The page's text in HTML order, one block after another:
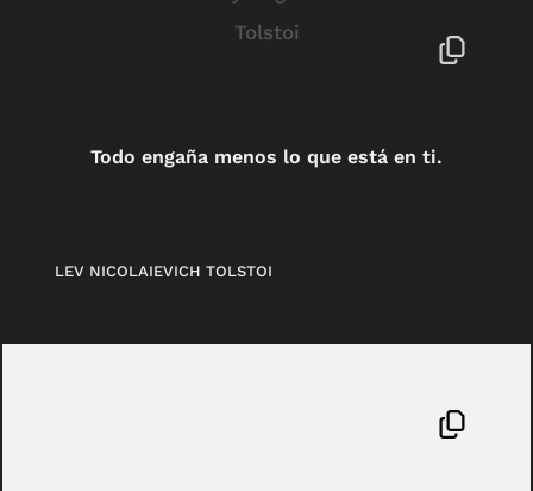
Todo engaña menos lo que está en ti.
LEV NICOLAIEVICH TOLSTOI